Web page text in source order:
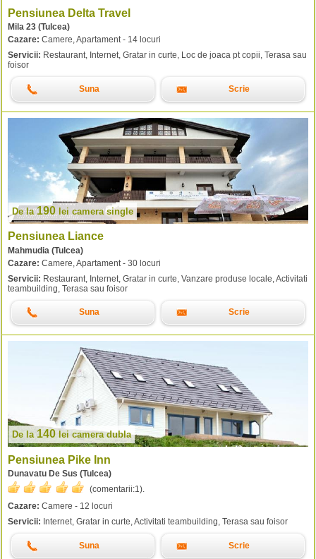
Pensiunea Delta Travel
Mila 23 (Tulcea)
Cazare: Camere, Apartament - 14 locuri
Servicii: Restaurant, Internet, Gratar in curte, Loc de joaca pt copii, Terasa sau
foisor
Suna Scrie
De la190 lei camera single
Pensiunea Liance
Mahmudia (Tulcea)
Cazare: Camere, Apartament - 30 locuri
Servicii: Restaurant, Internet, Gratar in curte, Vanzare produse locale, Activitati
teambuilding, Terasa sau foisor
Suna Scrie
De la 140 lei camera dubla
Pensiunea Pike Inn
Dunavatu De Sus (Tulcea)
(comentarii:1).
Cazare: Camere - 12 locuri
Servicii: Internet, Gratar in curte, Activitati teambuilding, Terasa sau foisor
Suna Scrie